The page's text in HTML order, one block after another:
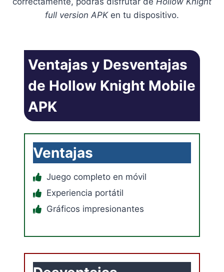
full version APKen tu dispositivo.
Ventajas y Desventajas
de Hollow Knight Mobile
APK
Ventajas
Juego completo en móvil
Experiencia portátil
Gráficos impresionantes